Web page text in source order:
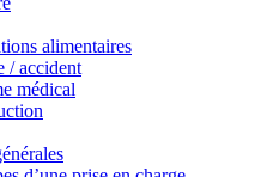
alimentaires
/ accident
médical